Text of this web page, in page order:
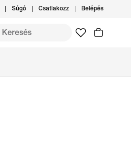
Súgó Csatlakozz Belépés